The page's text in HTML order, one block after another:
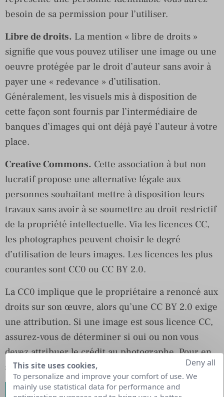
besoin de sa permission pour l’utiliser.
Libre de droits. La mention « libre de droits »
signifie que vous pouvez utiliser une image ou une
oeuvre protégée par le droit d’auteur sans avoir à
payer une « redevance » d’utilisation.
Généralement, les visuels mis à disposition de
cette façon sont fournis par l’intermédiaire de
banques d’images qui ont déjà payé l’auteur à votre
place.
Creative Commons. Cette association à but non
lucratif propose une alternative légale aux
personnes souhaitant mettre à disposition leurs
travaux sans avoir à se soumettre au droit restrictif
de la propriété intellectuelle. Via les licences CC,
les photographes peuvent choisir le degré
d’utilisation de leurs images. Les licences les plus
courantes sont CC0 ou CC BY 2.0.
La CC0 implique que le propriétaire a renoncé aux
droits sur son œuvre, alors qu’une CC BY 2.0 exige
une attribution. Si une image est sous licence CC,
assurez-vous de déterminer si oui ou non vous
devez attribuer le crédit au photographe. Pour en
savoir plus sur les licences,
This site uses cookies,
To personalize and improve your comfort of use. We
mainly use statistical data for performance and
Deny all